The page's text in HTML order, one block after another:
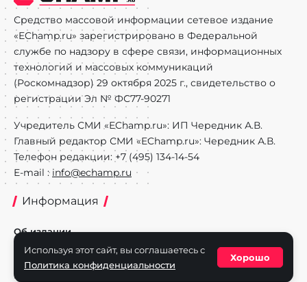
Средство массовой информации сетевое издание
«EChamp.ru» зарегистрировано в Федеральной
службе по надзору в сфере связи, информационных
технологий и массовых коммуникаций
(Роскомнадзор) 29 октября 2025 г., свидетельство о
регистрации Эл № ФС77-90271
Учредитель СМИ «EChamp.ru»: ИП Чередник А.В.
Главный редактор СМИ «EChamp.ru»: Чередник А.В.
Телефон редакции: +7 (495) 134-14-54
E-mail : info@echamp.ru
Информация
Об издании
Реклама на портале
Политика конфиденциальности
Используя этот сайт, вы соглашаетесь с
Политика конфиденциальности
Хорошо